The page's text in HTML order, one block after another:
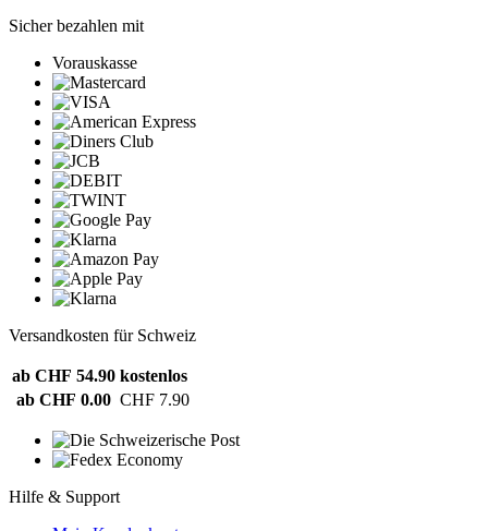
Sicher bezahlen mit
Vorauskasse
Versandkosten für Schweiz
ab CHF 54.90 kostenlos
ab CHF 0.00 CHF 7.90
Hilfe & Support